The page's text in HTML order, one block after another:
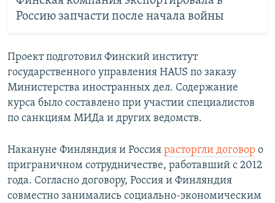
Россию запчасти после начала войны
Проект подготовил Финский институт
государственного управления HAUS по заказу
Министерства иностранных дел. Содержание
курса было составлено при участии специалистов
по санкциям МИДа и других ведомств.
Накануне Финляндия и Россия расторгли договор о
приграничном сотрудничестве, работавший с 2012
года. Согласно договору, Россия и Финляндия
совместно занимались социально-экономическим